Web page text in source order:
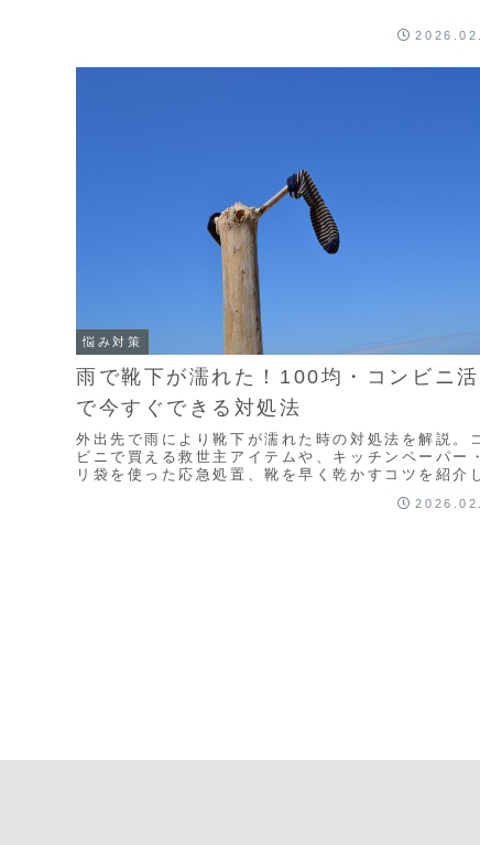
悩み対策
雨で靴下が濡れた！100均・コンビニ活
で今すぐできる対処法
外出先で雨により靴下が濡れた時の対処法を解説。
ビニで買える救世主アイテムや、キッチンペーパー
リ袋を使った応急処置、靴を早く乾かすコツを紹介